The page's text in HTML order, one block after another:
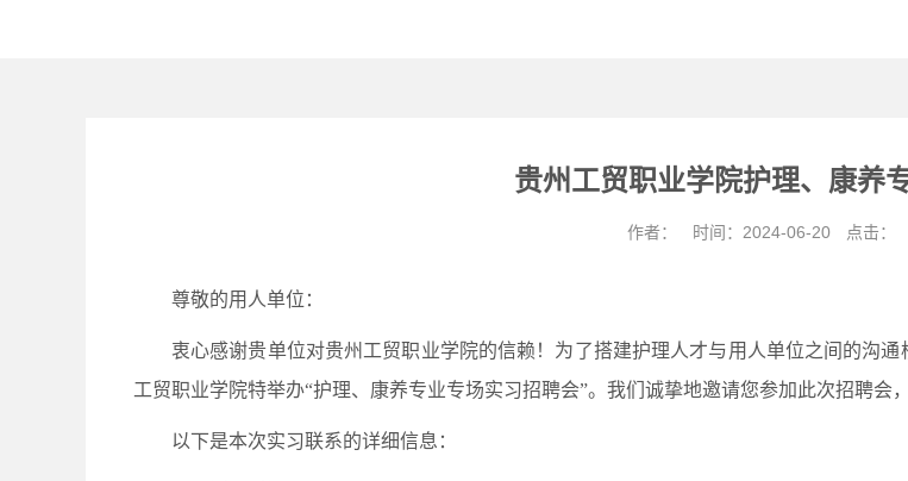
贵州工贸职业学院护理、康养
作者： 时间：2024-06-20 点击：
尊敬的用人单位：
衷心感谢贵单位对贵州工贸职业学院的信赖！为了搭建护理人才与用人单位之间的沟
工贸职业学院特举办“护理、康养专业专场实习招聘会”。我们诚挚地邀请您参加此次招聘会
以下是本次实习联系的详细信息：